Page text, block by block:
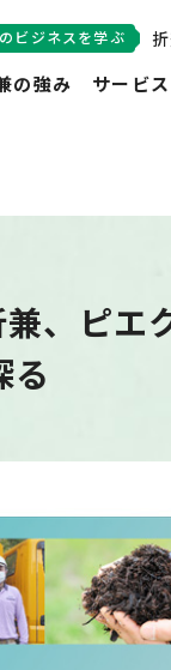
ビジネスを学ぶ
の強み サービス
、ピエ